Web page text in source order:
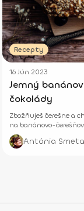
Recepty
16 Jún 2023
Jemný
čokolády
Zbožňuješ čerešne a
na banánovo-
výsledok stojí za to.
čokolády a čerešní.
Antónia